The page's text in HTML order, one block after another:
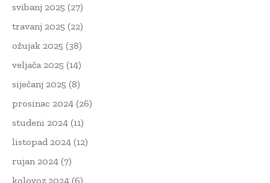
svibanj 2025 (27)
travanj 2025 (22)
ožujak 2025 (38)
veljača 2025 (14)
siječanj 2025 (8)
prosinac 2024 (26)
studeni 2024 (11)
listopad 2024 (12)
rujan 2024 (7)
kolovoz 2024 (6)